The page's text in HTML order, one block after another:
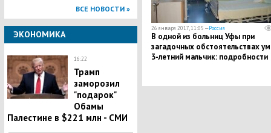
ВСЕ НОВОСТИ »
ЭКОНОМИКА
16:22
Трамп
заморозил
"подарок"
Обамы
Палестине в $221 млн - СМИ
26 января 2017, 11:05 —Россия
В одной из больниц Уфы при
загадочных обстоятельствах
3-летний мальчик: подробности